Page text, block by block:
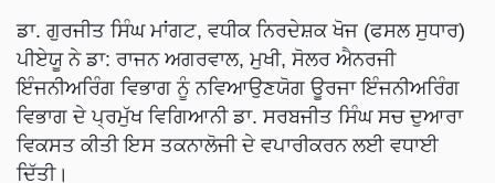
ਡਾ. ਗੁਰਜੀਤ ਸਿੰਘ ਮਾਂਗਟ, ਵਧੀਕ ਨਿਰਦੇਸ਼ਕ ਖੋਜ (ਫਸਲ ਸੁਧਾਰ)
ਪੀਏਯੂ ਨੇ ਡਾ: ਰਾਜਨ ਅਗਰਵਾਲ, ਮੁਖੀ, ਸੋਲਰ ਐਨਰਜੀ
ਇੰਜਨੀਅਰਿੰਗ ਵਿਭਾਗ ਨੂੰ ਨਵਿਆਉਣਯੋਗ ਊਰਜਾ ਇੰਜਨੀਅਰਿੰਗ
ਵਿਭਾਗ ਦੇ ਪ੍ਰਮੁੱਖ ਵਿਗਿਆਨੀ ਡਾ. ਸਰਬਜੀਤ ਸਿੰਘ ਸਚ ਦੁਆਰਾ
ਵਿਕਸਤ ਕੀਤੀ ਇਸ ਤਕਨਾਲੋਜੀ ਦੇ ਵਪਾਰੀਕਰਨ ਲਈ ਵਧਾਈ
ਦਿੱਤੀ।